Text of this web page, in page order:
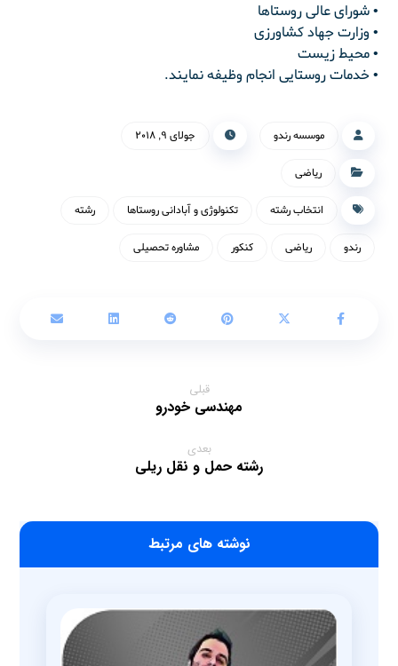
• شورای عالی روستاها
• وزارت جهاد کشاورزی
• محیط زیست
• خدمات روستایی انجام وظیفه نمایند.
موسسه رندو جولای ۹, ۲۰۱۸
ریاضی
انتخاب رشته تکنولوژی و آبادانی روستاها رشته
رندو ریاضی کنکور مشاوره تحصیلی
قبلی
مهندسی خودرو
بعدی
رشته حمل و نقل ریلی
‫نوشته های مرتبط